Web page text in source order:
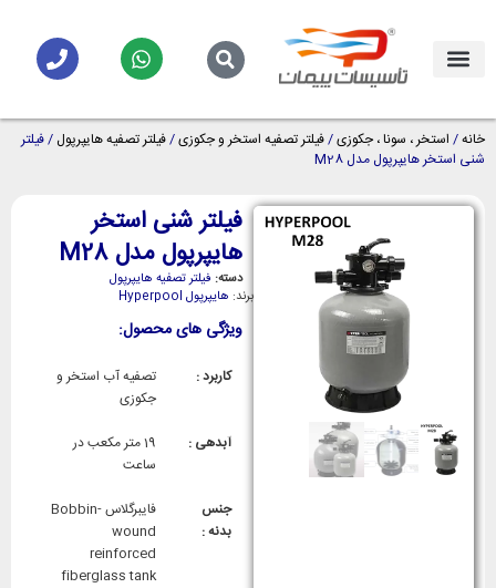
خانه/ استخر ، سونا ، جکوزی/فیلتر تصفیه استخر و جکوزی/فیلتر تصفیه هایپرپول / فیلتر
شنی استخر هایپرپول مدل M28
فیلتر شنی استخر
هایپرپول مدل M28
دسته: فیلتر تصفیه هایپرپول
برند: هایپرپول Hyperpool
ویژگی های محصول:
کاربرد :
تصفیه آب استخر و
جکوزی
آبدهی :
19 متر مکعب در
ساعت
جنس
بدنه :
فایبرگلاس Bobbin-
wound
reinforced
fiberglass tank